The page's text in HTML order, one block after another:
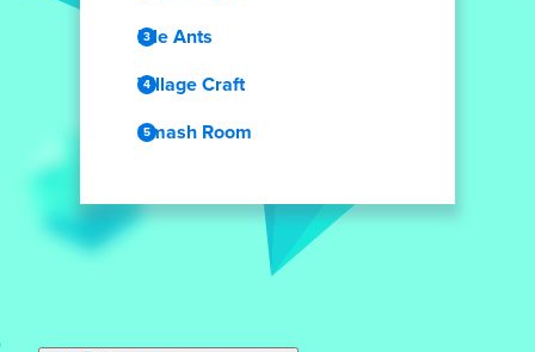
Idle Ants
Village Craft
Smash Room